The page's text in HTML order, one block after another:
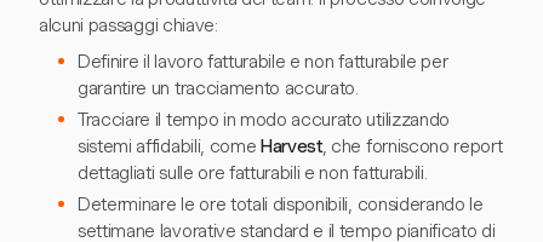
alcuni passaggi chiave:
Definire il lavoro fatturabile e non fatturabile per
garantire un tracciamento accurato.
Tracciare il tempo in modo accurato utilizzando
sistemi affidabili, come Harvest, che forniscono report
dettagliati sulle ore fatturabili e non fatturabili.
Determinare le ore totali disponibili, considerando le
settimane lavorative standard e il tempo pianificato di